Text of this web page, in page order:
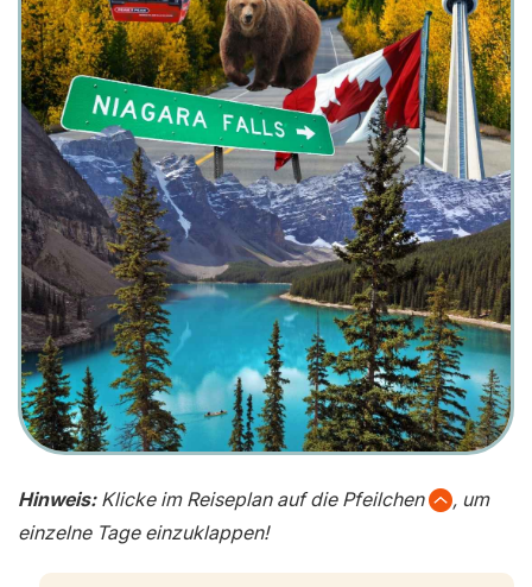
Hinweis: Klicke im Reiseplan auf die Pfeilchen
, um
einzelne Tage einzuklappen!